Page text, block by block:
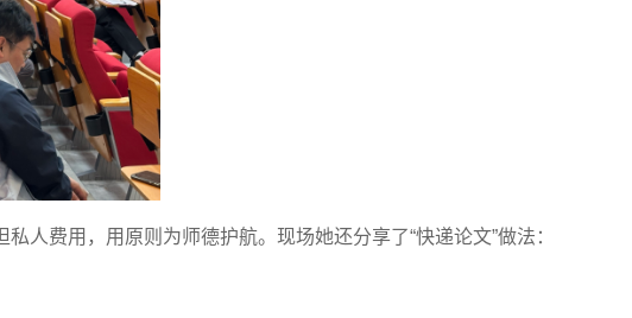
人费用，用原则为师德护航。现场她还分享了“快递论文”做法：